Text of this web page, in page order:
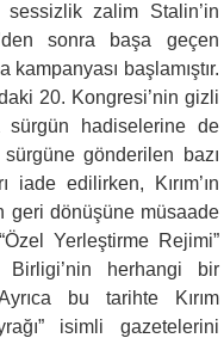
sessizlik za­lim Stalin’in
sonra başa geçen
başlamıştır.
20. Kongresi’nin gizli
sürgün hadiselerine de
gönderilen bazı
iade edilirken, Kırım’ın
geri dö­nüşüne müsaade
Yerleştirme Rejimi”
Birligi’nin herhangi bir
bu tarihte Kırım
isimli gazetelerini